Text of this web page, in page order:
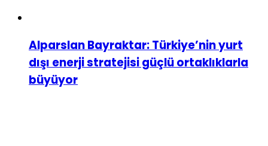
Alparslan Bayraktar: Türkiye’nin yurt
dışı enerji stratejisi güçlü ortaklıklarla
büyüyor